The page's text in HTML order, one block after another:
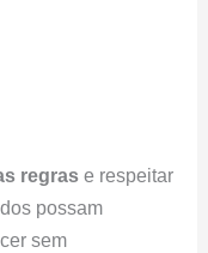
regras e respeitar
possam
sem